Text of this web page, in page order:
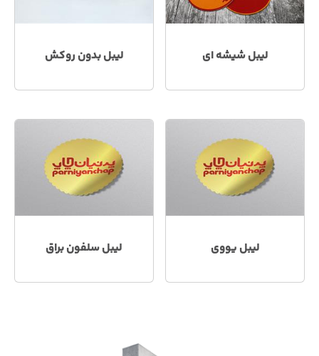
لیبل شیشه ای لیبل بدون روکش
لیبل یووی لیبل سلفون براق